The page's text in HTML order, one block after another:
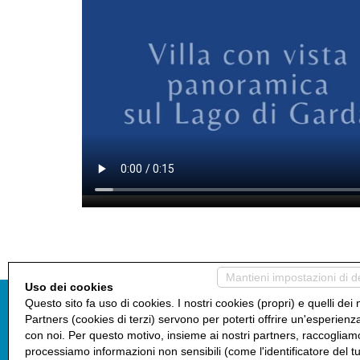
Garda RE - Gruppo Giemme
Bedizzole (BS)
Mantieni impostazioni di
Uso dei cookies
Questo sito fa uso di cookies. I nostri cookies (propri) e quelli dei
Partners (cookies di terzi) servono per poterti offrire
con noi. Per questo motivo, insieme ai nostri partners,
processiamo informazioni non sensibili (come l'identificatore del